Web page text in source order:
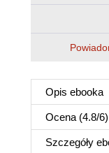
Opis ebooka
Ocena (4.8/6
Szczegóły